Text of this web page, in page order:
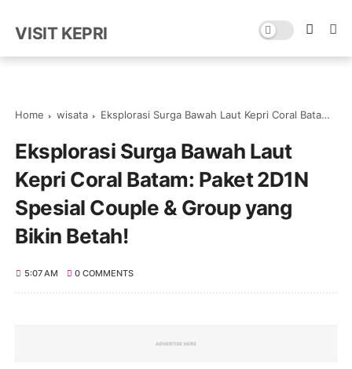
VISIT KEPRI
Home wisata Eksplorasi Surga Bawah Laut Kepri Coral Batam: Paket 2D1N Spesial Couple & Group yang Bikin Betah!
Eksplorasi Surga Bawah Laut
Kepri Coral Batam: Paket 2D1N
Spesial Couple & Group yang
Bikin Betah!
5:07 AM 0 COMMENTS